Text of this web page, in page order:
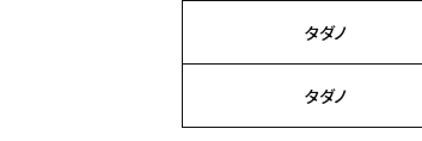
タダノ
タダノ